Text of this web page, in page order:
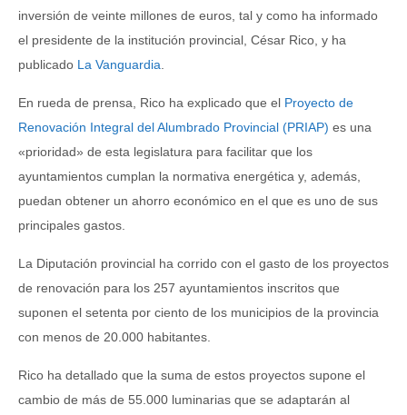
inversión de veinte millones de euros, tal y como ha informado
el presidente de la institución provincial, César Rico, y ha
publicado La Vanguardia
En rueda de prensa, Rico ha explicado que el Proyecto de
Renovación Integral del Alumbrado Provincial (PRIAP) es una
«prioridad» de esta legislatura para facilitar que los
ayuntamientos cumplan la normativa energética y, además,
puedan obtener un ahorro económico en el que es uno de sus
principales gastos.
La Diputación provincial ha corrido con el gasto de los proyectos
de renovación para los 257 ayuntamientos inscritos que
suponen el setenta por ciento de los municipios de la provincia
con menos de 20.000 habitantes.
Rico ha detallado que la suma de estos proyectos supone el
cambio de más de 55.000 luminarias que se adaptarán al